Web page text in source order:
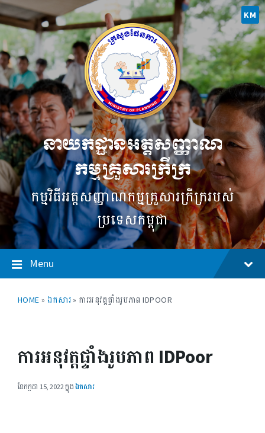
Skip
to
content
Skip
to
main
navigation
Skip
to
footer
KM
នាយកដ្ឋានអត្តសញ្ញាណ
កម្មគ្រួសារក្រីក្រ
កម្មវិធី​អត្តសញ្ញាណ​កម្ម​គ្រួសារ​ក្រីក្ររបស់
ប្រទេសកម្ពុជា
Menu
HOME »ឯកសារ» ការអនុវត្តផ្ទាំងរូបភាព IDPOOR
ការអនុវត្តផ្ទាំងរូបភាព IDPoor
ខែ​កក្កដា 15, 2022ក្នុង ឯកសារ